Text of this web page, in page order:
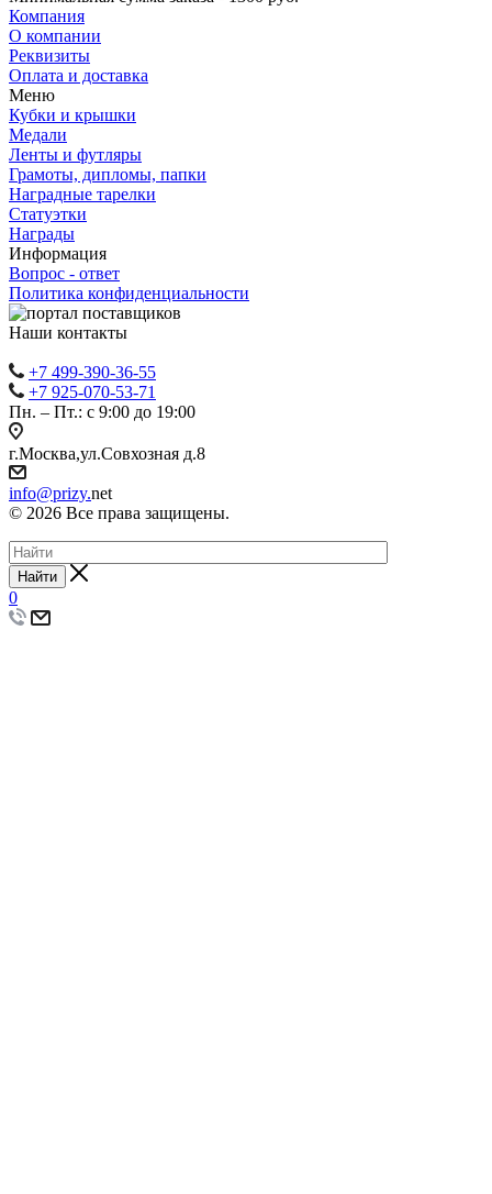
Компания
О компании
Реквизиты
Оплата и доставка
Меню
Кубки и крышки
Медали
Ленты и футляры
Грамоты, дипломы, папки
Наградные тарелки
Статуэтки
Награды
Информация
Вопрос - ответ
Политика конфиденциальности
Наши контакты
+7 499-390-36-55
+7 925-070-53-71
Пн. – Пт.: с 9:00 до 19:00
г.Москва,ул.Совхозная д.8
info@prizy.net
© 2026 Все права защищены.
Найти
0